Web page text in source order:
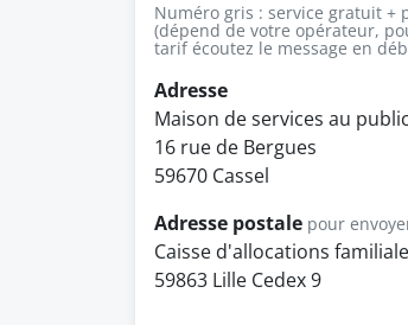
Numéro gris : service gratuit +
(dépend de votre opérateur,
tarif écoutez le message en
Adresse
Maison de services au public
16 rue de Bergues
59670 Cassel
Adresse postale pour
Caisse d'allocations
59863 Lille Cedex 9